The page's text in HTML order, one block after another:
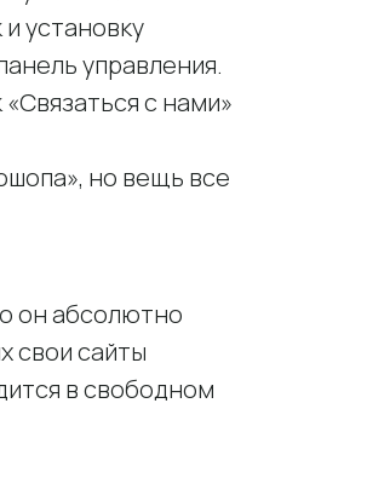
установку
управления.
с нами»
но вещь все
он абсолютно
свои сайты
в свободном